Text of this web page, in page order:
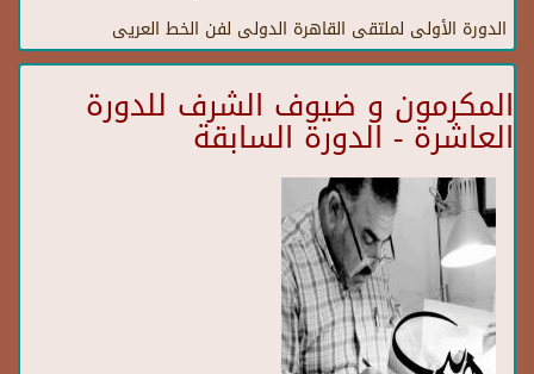
الدورة الأولى لملتقى القاهرة الدولى لفن الخط العريى
المكرمون و ضيوف الشرف للدورة
العاشرة - الدورة السابقة